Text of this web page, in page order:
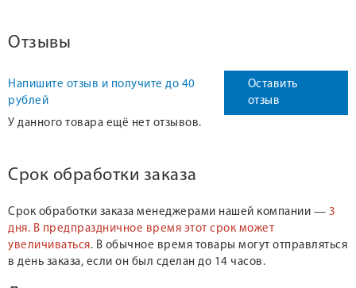
Отзывы
Напишите отзыв и получите до 40
рублей
Оставить
отзыв
У данного товара ещё нет отзывов.
Срок обработки заказа
Срок обработки заказа менеджерами нашей компании — 3
дня. В предпраздничное время этот срок может
увеличиваться. В обычное время товары могут отправляться
в день заказа, если он был сделан до 14 часов.